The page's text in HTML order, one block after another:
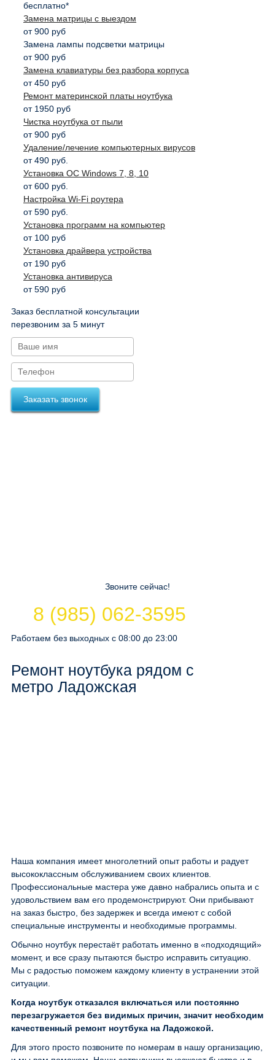
бесплатно*
Замена матрицы с выездом
от 900 руб
Замена лампы подсветки матрицы
от 900 руб
Замена клавиатуры без разбора корпуса
от 450 руб
Ремонт материнской платы ноутбука
от 1950 руб
Чистка ноутбука от пыли
от 900 руб
Удаление/лечение компьютерных вирусов
от 490 руб.
Установка ОС Windows 7, 8, 10
от 600 руб.
Настройка Wi-Fi роутера
от 590 руб.
Установка программ на компьютер
от 100 руб
Установка драйвера устройства
от 190 руб
Установка антивируса
от 590 руб
Заказ бесплатной консультации
перезвоним за 5 минут
Заказать звонок
Звоните сейчас!
8 (985) 062-3595
Работаем без выходных с 08:00 до 23:00
Ремонт ноутбука рядом с
метро Ладожская
Наша компания имеет многолетний опыт работы и радует
высококлассным обслуживанием своих клиентов.
Профессиональные мастера уже давно набрались опыта и с
удовольствием вам его продемонстрируют. Они прибывают
на заказ быстро, без задержек и всегда имеют с собой
специальные инструменты и необходимые программы.
Обычно ноутбук перестаёт работать именно в «подходящий»
момент, и все сразу пытаются быстро исправить ситуацию.
Мы с радостью поможем каждому клиенту в устранении этой
ситуации.
Когда ноутбук отказался включаться или постоянно
перезагружается без видимых причин, значит необходим
качественный ремонт ноутбука на Ладожской.
Для этого просто позвоните по номерам в нашу организацию,